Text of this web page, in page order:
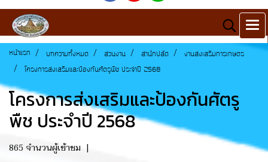
หน้าแรก บทความทั้งหมด ส่วนงาน สำนักปลัด งานส่งเสริมการเกษตร
โครงการส่งเสริมและป้องกันศัตรูพืช ประจำปี 2568
โครงการส่งเสริมและป้องกันศัตรู
พืช ประจำปี 2568
865 จำนวนผู้เข้าชม |